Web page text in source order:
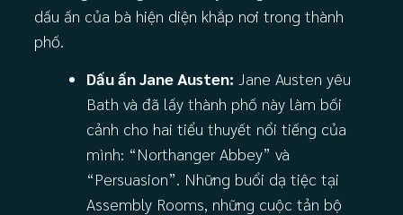
dấu ấn của bà hiện diện khắp nơi trong thành
phố.
Dấu ấn Jane Austen: Jane Austen yêu
Bath và đã lấy thành phố này làm bối
cảnh cho hai tiểu thuyết nổi tiếng của
mình: “Northanger Abbey” và
“Persuasion”. Những buổi dạ tiệc tại
Assembly Rooms, những cuộc tản bộ